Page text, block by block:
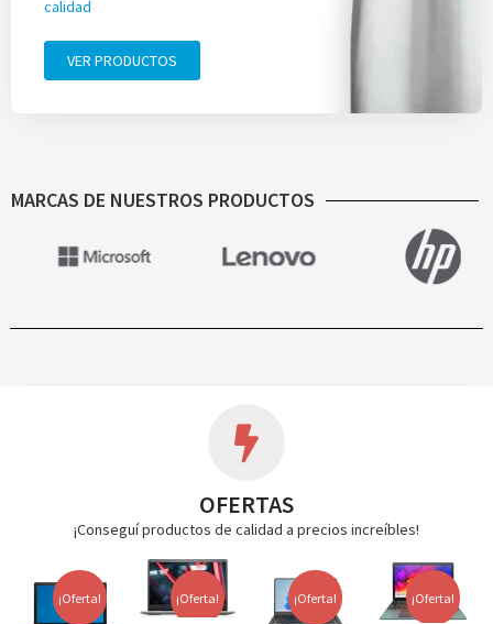
calidad
VER PRODUCTOS
MARCAS DE NUESTROS PRODUCTOS
OFERTAS
¡Conseguí productos de calidad a precios increíbles!
¡Oferta! ¡Oferta! ¡Oferta! ¡Oferta!